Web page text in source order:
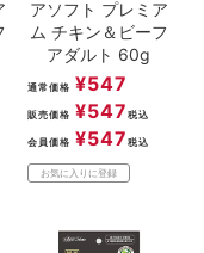
アソフト プレミア
ム チキン＆ビーフ
アダルト 60g
通常価格 ¥547
販売価格 ¥547 税込
会員価格 ¥547 税込
お気に入りに登録